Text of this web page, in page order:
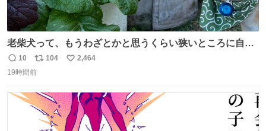
老柴犬って、もうわざとかと思うくらい狭いところに自ら
はまりにいくじゃないですか？ 今朝ガーデニングしてる飼
い主の間にはまってきて、最高に可愛かった♥️
返
信
10
リ
ポ
ト
数
104
い
数
2,464
19時間前